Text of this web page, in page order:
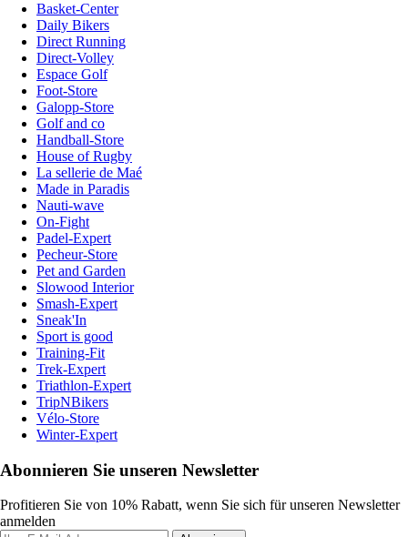
Basket-Center
Daily Bikers
Direct Running
Direct-Volley
Espace Golf
Foot-Store
Galopp-Store
Golf and co
Handball-Store
House of Rugby
La sellerie de Maé
Made in Paradis
Nauti-wave
On-Fight
Padel-Expert
Pecheur-Store
Pet and Garden
Slowood Interior
Smash-Expert
Sneak'In
Sport is good
Training-Fit
Trek-Expert
Triathlon-Expert
TripNBikers
Vélo-Store
Winter-Expert
Abonnieren Sie unseren Newsletter
Profitieren Sie von 10% Rabatt, wenn Sie sich für unseren Newsletter
anmelden